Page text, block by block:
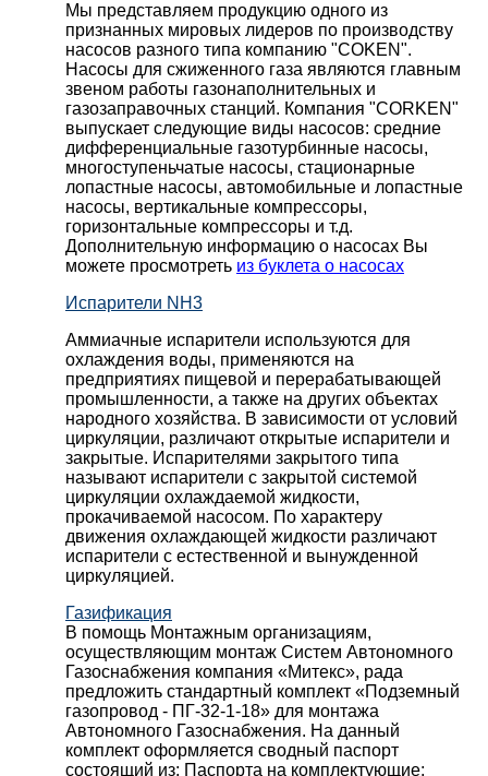
Мы представляем продукцию одного из
признанных мировых лидеров по производству
насосов разного типа компанию "COKEN".
Насосы для сжиженного газа являются главным
звеном работы газонаполнительных и
газозаправочных станций. Компания "CORKEN"
выпускает следующие виды насосов: cредние
дифференциальные газотурбинные насосы,
многоступеньчатые насосы, стационарные
лопастные насосы, автомобильные и лопaстные
насосы, вертикальные компрессоры,
горизонтальные компрессоры и т.д.
Дополнительную информацию о насосах Вы
можете просмотреть из буклета о насосах
Испарители NH3
Аммиачные испарители используются для
охлаждения воды, применяются на
предприятиях пищевой и перерабатывающей
промышленности, а также на других объектах
народного хозяйства. В зависимости от условий
циркуляции, различают открытые испарители и
закрытые. Испарителями закрытого типа
называют испарители с закрытой системой
циркуляции охлаждаемой жидкости,
прокачиваемой насосом. По характеру
движения охлаждающей жидкости различают
испарители с естественной и вынужденной
циркуляцией.
Газификация
В помощь Монтажным организациям,
осуществляющим монтаж Систем Автономного
Газоснабжения компания «Митекс», рада
предложить стандартный комплект «Подземный
газопровод - ПГ-32-1-18» для монтажа
Автономного Газоснабжения. На данный
комплект оформляется сводный паспорт
состоящий из: Паспорта на комплектующие;